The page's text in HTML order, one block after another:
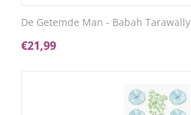
De Getemde Man - Babah Tarawally
€21,99